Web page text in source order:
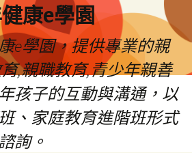
康e學園
e學園，提供專業的親
,親職教育,青少年親善
孩子的互動與溝通，以
、家庭教育進階班形式
詢。